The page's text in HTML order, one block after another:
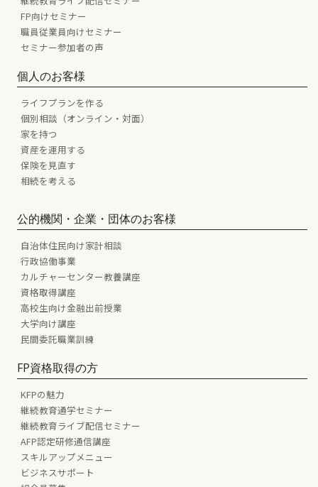
FP向けセミナー
職員従業員向けセミナー
セミナー参加者の声
個人のお客様
ライフプランを作る
個別相談（オンライン・対面）
家を持つ
資産を運用する
保険を見直す
相続を考える
公的機関・企業・団体のお客様
自治体住民向け家計相談
行政協働事業
カルチャーセンター教養講座
資格取得講座
高校生向け金融出前授業
大学向け講座
民間委託職業訓練
FP資格取得の方
KFPの魅力
継続教育通学セミナー
継続教育ライブ配信セミナー
AFP認定研修通信講座
スキルアップメニュー
ビジネスサポート